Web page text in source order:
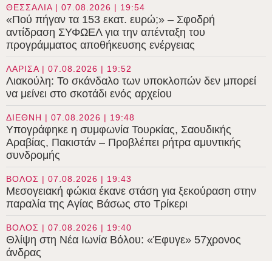
ΘΕΣΣΑΛΙΑ | 07.08.2026 | 19:54
«Πού πήγαν τα 153 εκατ. ευρώ;» – Σφοδρή
αντίδραση ΣΥΦΩΕΛ για την απένταξη του
προγράμματος αποθήκευσης ενέργειας
ΛΑΡΙΣΑ | 07.08.2026 | 19:52
Λιακούλη: Το σκάνδαλο των υποκλοπών δεν μπορεί
να μείνει στο σκοτάδι ενός αρχείου
ΔΙΕΘΝΗ | 07.08.2026 | 19:48
Υπογράφηκε η συμφωνία Τουρκίας, Σαουδικής
Αραβίας, Πακιστάν – Προβλέπει ρήτρα αμυντικής
συνδρομής
ΒΟΛΟΣ | 07.08.2026 | 19:43
Μεσογειακή φώκια έκανε στάση για ξεκούραση στην
παραλία της Αγίας Βάσως στο Τρίκερι
ΒΟΛΟΣ | 07.08.2026 | 19:40
Θλίψη στη Νέα Ιωνία Βόλου: «Έφυγε» 57χρονος
άνδρας